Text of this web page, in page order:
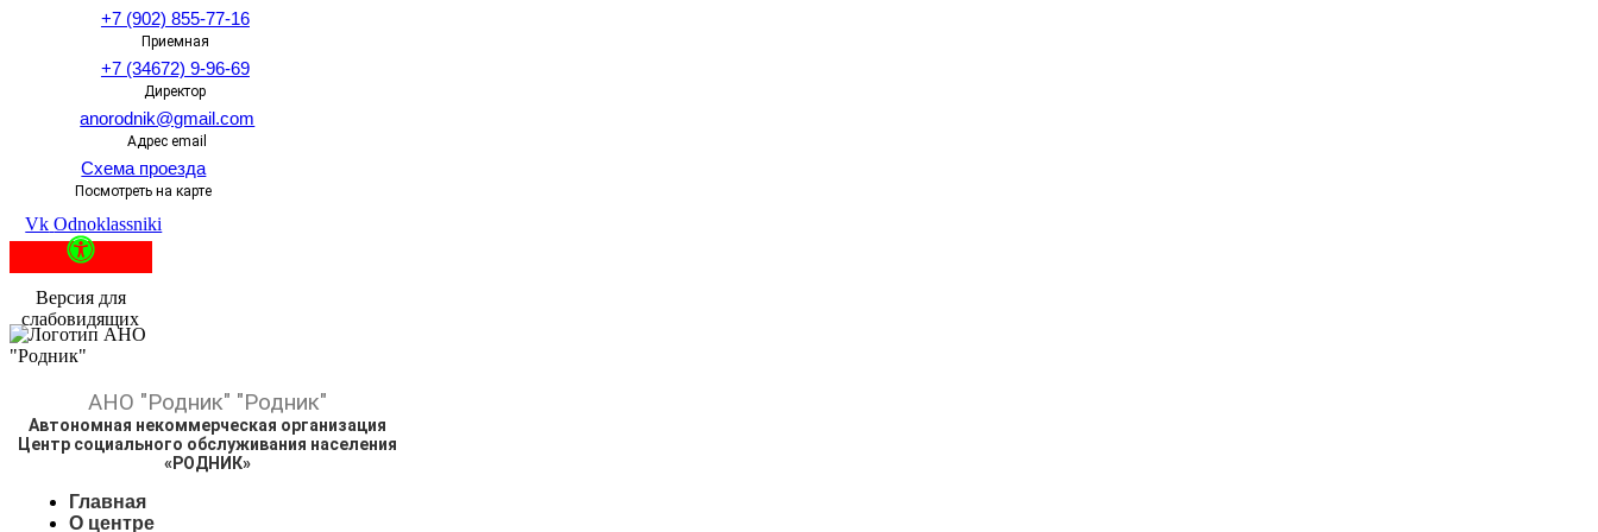
+7 (902) 855-77-16
Приемная
+7 (34672) 9-96-69
Директор
anorodnik@gmail.com
Адрес email
Схема проезда
Посмотреть на карте
Vk Odnoklassniki
Версия для
слабовидящих
АНО "Родник" "Родник"
Автономная некоммерческая организация
Центр социального обслуживания населения
«РОДНИК»
Главная
О центре